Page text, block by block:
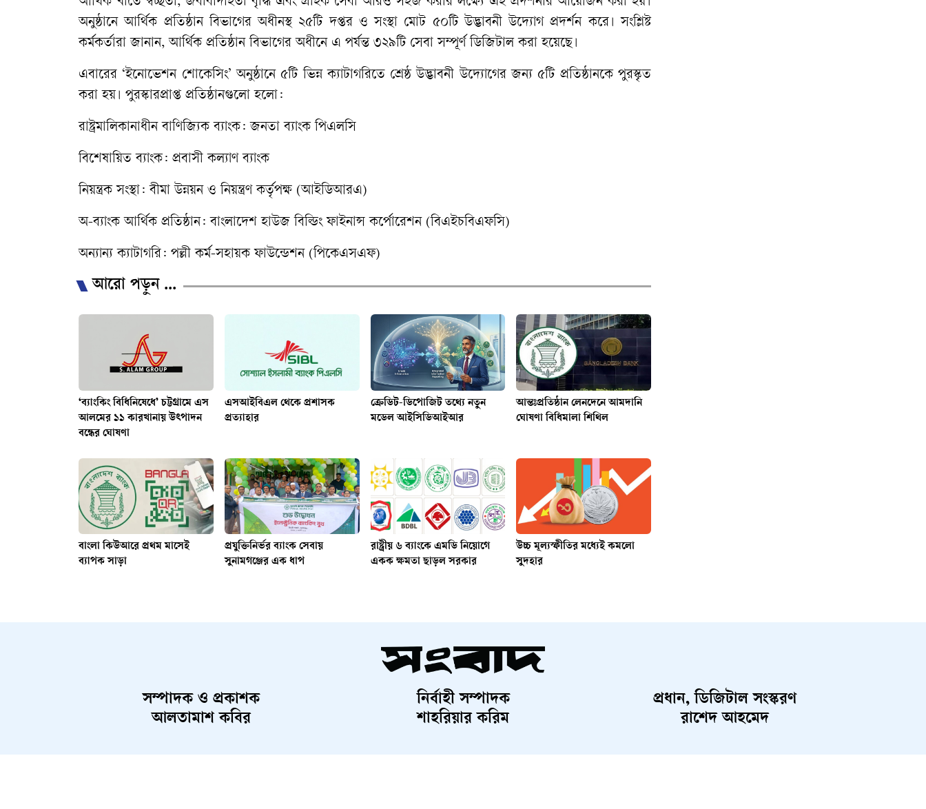
অনুষ্ঠানে আর্থিক প্রতিষ্ঠান বিভাগের অধীনস্থ ২৫টি দপ্তর ও সংস্থা মোট ৫০টি উদ্ভাবনী উদ্যোগ প্রদর্শন করে। সংশ্লিষ্ট
কর্মকর্তারা জানান, আর্থিক প্রতিষ্ঠান বিভাগের অধীনে এ পর্যন্ত ৩২৯টি সেবা সম্পূর্ণ ডিজিটাল করা হয়েছে।
​এবারের ‘ইনোভেশন শোকেসিং’ অনুষ্ঠানে ৫টি ভিন্ন ক্যাটাগরিতে শ্রেষ্ঠ উদ্ভাবনী উদ্যোগের জন্য ৫টি প্রতিষ্ঠানকে পুরস্কৃত
করা হয়। পুরস্কারপ্রাপ্ত প্রতিষ্ঠানগুলো হলো:
​রাষ্ট্রমালিকানাধীন বাণিজ্যিক ব্যাংক: জনতা ব্যাংক পিএলসি
​বিশেষায়িত ব্যাংক: প্রবাসী কল্যাণ ব্যাংক
​নিয়ন্ত্রক সংস্থা: বীমা উন্নয়ন ও নিয়ন্ত্রণ কর্তৃপক্ষ (আইডিআরএ)
​অ-ব্যাংক আর্থিক প্রতিষ্ঠান: বাংলাদেশ হাউজ বিল্ডিং ফাইনান্স কর্পোরেশন (বিএইচবিএফসি)
​অন্যান্য ক্যাটাগরি: পল্লী কর্ম-সহায়ক ফাউন্ডেশন (পিকেএসএফ)
আরো পড়ুন ...
‘ব্যাংকিং বিধিনিষেধে’ চট্টগ্রামে এস
আলমের ১১ কারখানায় উৎপাদন
বন্ধের ঘোষণা
এসআইবিএল থেকে প্রশাসক
প্রত্যাহার
ক্রেডিট-ডিপোজিট তথ্যে নতুন
মডেল আইসিডিআইআর
আন্তঃপ্রতিষ্ঠান লেনদেনে আমদানি
ঘোষণা বিধিমালা শিথিল
বাংলা কিউআরে প্রথম মাসেই
ব্যাপক সাড়া
প্রযুক্তিনির্ভর ব্যাংক সেবায়
সুনামগঞ্জের এক ধাপ
রাষ্ট্রীয় ৬ ব্যাংকে এমডি নিয়োগে
একক ক্ষমতা ছাড়ল সরকার
উচ্চ মূল্যস্ফীতির মধ্যেই কমলো
সুদহার
সম্পাদক ও প্রকাশক
আলতামাশ কবির
নির্বাহী সম্পাদক
শাহরিয়ার করিম
প্রধান, ডিজিটাল সংস্করণ
রাশেদ আহমেদ